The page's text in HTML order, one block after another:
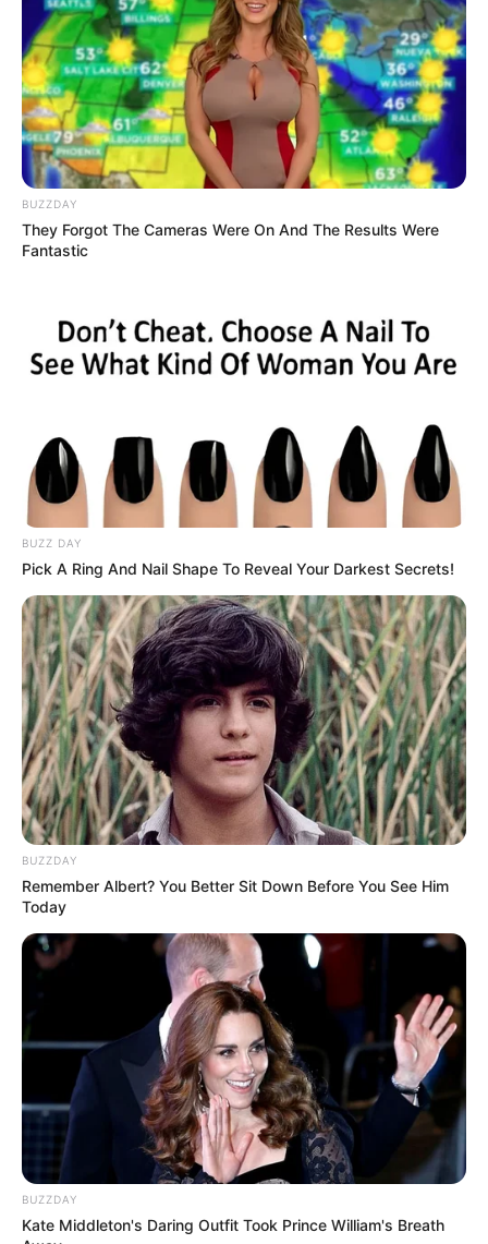
LIHAT ARTIKEL LAINNYA
Kang Solah from Kang
Mak x Nenek Gayung
Tukar Takdir
Sukma
Dia Bukan Ibu Darah Nyai
BUZZDAY
They Forgot The Cameras Were On And The Results Were
Fantastic
BUZZ DAY
Pick A Ring And Nail Shape To Reveal Your Darkest Secrets!
BUZZDAY
Remember Albert? You Better Sit Down Before You See Him
Today
BUZZDAY
Kate Middleton's Daring Outfit Took Prince William's Breath